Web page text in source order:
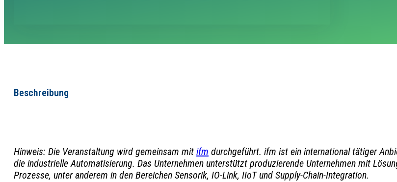
Beschreibung
Hinweis: Die Veranstaltung wird gemeinsam mit ifm durchgeführt. ifm ist ein international tätiger
die industrielle Automatisierung. Das Unternehmen unterstützt produzierende Unternehmen mit
Prozesse, unter anderem in den Bereichen Sensorik, IO-Link, IIoT und Supply-Chain-Integration.